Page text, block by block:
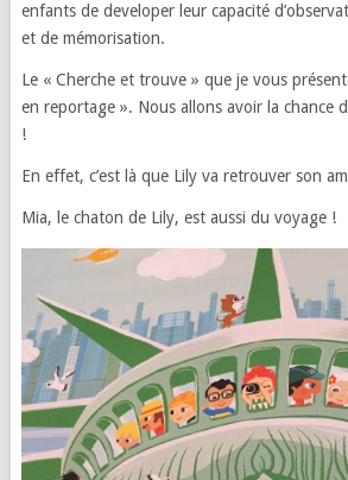
enfants de developer leur capacité
et de mémorisation.
Le « Cherche et trouve » que je vous
en reportage ». Nous allons avoir la chance
!
En effet, c’est là que Lily va retrouver son
Mia, le chaton de Lily, est aussi du voyage !